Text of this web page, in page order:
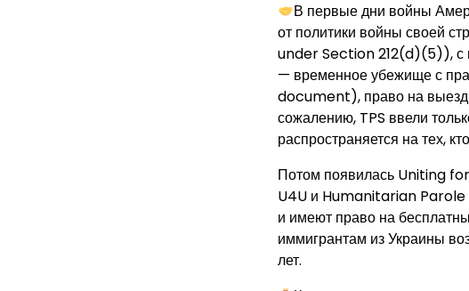
В первые дни войны
от политики войны своей
under Section 212(d)(5)), с
— временное убежище с
document), право на выезд
сожалению, TPS ввели
распространяется на тех,
Потом появилась Uniting
U4U и Humanitarian Parole
и имеют право на
иммигрантам из Украины
лет.